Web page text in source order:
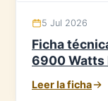
5 Jul 2026
Ficha
6900 Watts
Leer la ficha